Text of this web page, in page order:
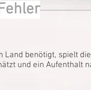
Land benötigt, spielt die
und ein Aufenthalt